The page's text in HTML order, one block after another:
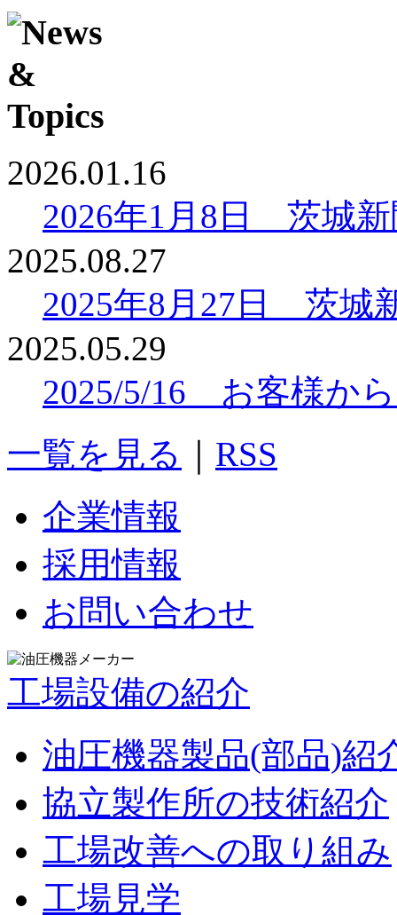
2026.01.16
2026年1月8日 茨城
2025.08.27
2025年8月27日 茨城
2025.05.29
2025/5/16 お客様か
一覧を見る
RSS
企業情報
採用情報
お問い合わせ
工場設備の紹介
油圧機器製品(部品)紹
協立製作所の技術紹介
工場改善への取り組み
工場見学